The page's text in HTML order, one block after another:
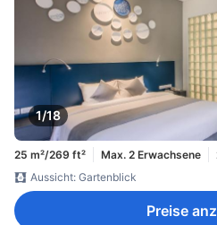
1/18
25 m²/269 ft² Max. 2 Erwachsene
Aussicht: Gartenblick
Preise